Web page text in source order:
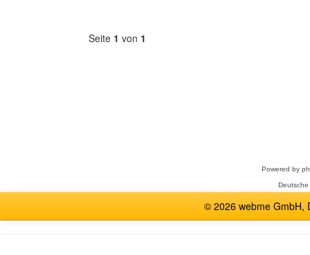
Seite 1 von 1
Powered by
© 2026 webme GmbH,